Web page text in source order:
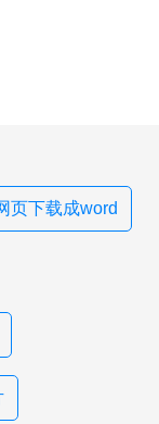
页下载成word